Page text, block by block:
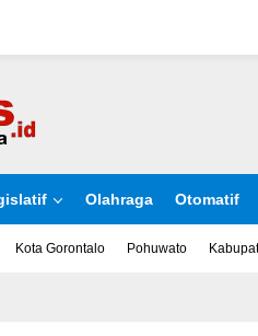
Olahraga Otomatif
Kota Gorontalo Pohuwato